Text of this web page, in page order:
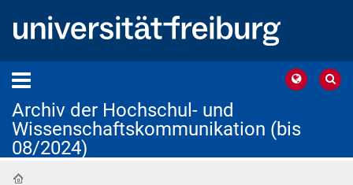
Archiv der Hochschul- und
Wissenschaftskommunikation (bis
08/2024)